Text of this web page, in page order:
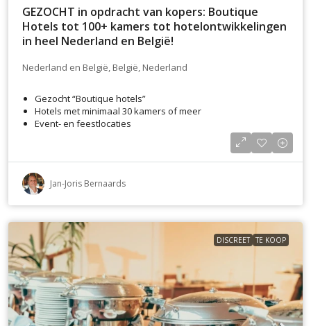
GEZOCHT in opdracht van kopers: Boutique
Hotels tot 100+ kamers tot hotelontwikkelingen
in heel Nederland en België!
Nederland en België, België, Nederland
Gezocht “Boutique hotels”
Hotels met minimaal 30 kamers of meer
Event- en feestlocaties
Jan-Joris Bernaards
DISCREET TE KOOP